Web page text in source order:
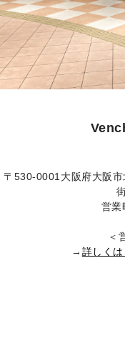
〒530-0001大阪府大阪
営業
＜
→ 詳しくは